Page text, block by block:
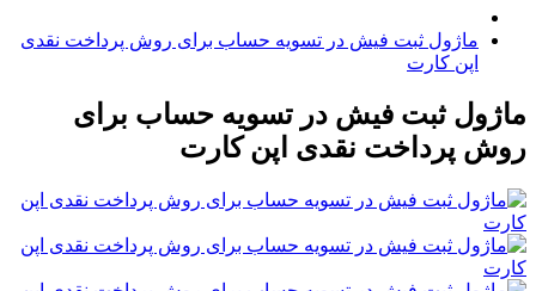
ماژول ثبت فیش در تسویه حساب برای روش پرداخت نقدی
اپن کارت
ثبت فیش در تسویه حساب برای
پرداخت نقدی اپن کارت